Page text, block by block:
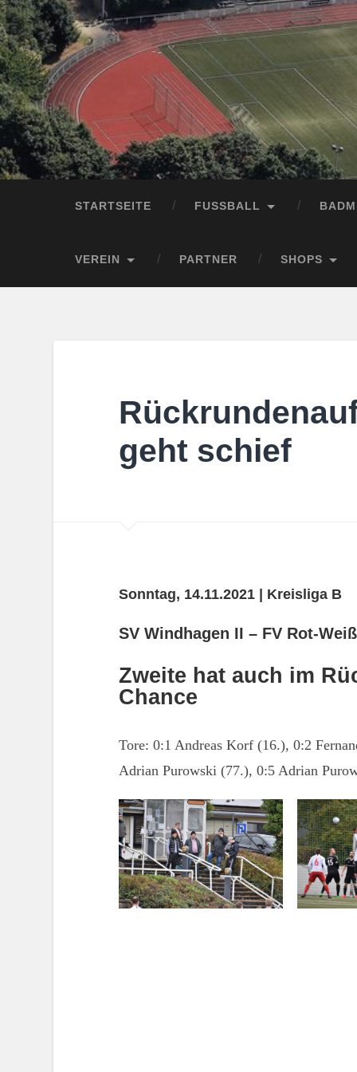
STARTSEITE FUSSBALL
VEREIN PARTNER SHOPS
geht schief
Sonntag, 14.11.2021 | Kreisliga B
SV Windhagen II – FV Rot-
Zweite hat auch im
Chance
Tore: 0:1 Andreas Korf (16.), 0:2
Adrian Purowski (77.), 0:5 Adrian